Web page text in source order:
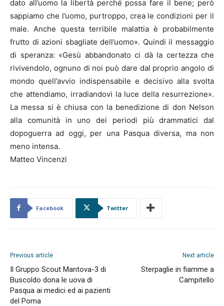
dato all’uomo la libertà perché possa fare il bene; però
sappiamo che l’uomo, purtroppo, crea le condizioni per il
male. Anche questa terribile malattia è probabilmente
frutto di azioni sbagliate dell’uomo». Quindi il messaggio
di speranza: «Gesù abbandonato ci dà la certezza che
rivivendolo, ognuno di noi può dare dal proprio angolo di
mondo quell’avvio indispensabile e decisivo alla svolta
che attendiamo, irradiandovi la luce della resurrezione».
La messa si è chiusa con la benedizione di don Nelson
alla comunità in uno dei periodi più drammatici dal
dopoguerra ad oggi, per una Pasqua diversa, ma non
meno intensa.
Matteo Vincenzi
Facebook Twitter
Previous article
Il Gruppo Scout Mantova-3 di
Buscoldo dona le uova di
Pasqua ai medici ed ai pazienti
del Poma
Next article
Sterpaglie in fiamme a
Campitello